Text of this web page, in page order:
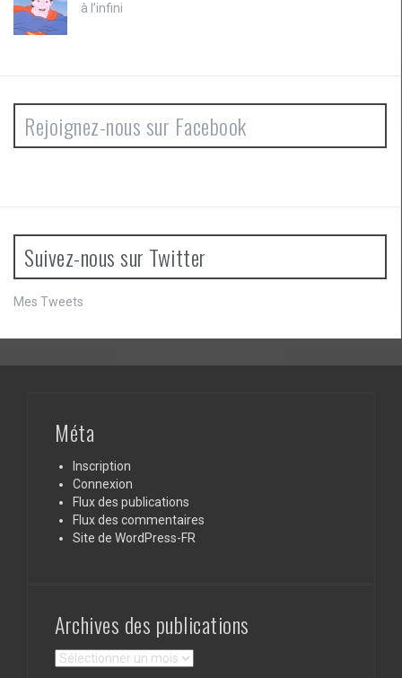
à l’infini
Rejoignez-nous sur Facebook
Suivez-nous sur Twitter
Mes Tweets
Méta
Inscription
Connexion
Flux des publications
Flux des commentaires
Site de WordPress-FR
Archives des publications
Archives